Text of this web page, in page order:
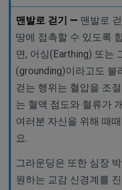
맨발로 걷기 — 맨발로
땅에 접촉할 수 있도록
면, 어싱(Earthing) 또는
(grounding)이라고도 불
걷는 행위는 혈압을 조
는 혈액 점도와 혈류가
여러분 자신을 위해 때
요.
그라운딩은 또한 심장
원하는 교감 신경계를